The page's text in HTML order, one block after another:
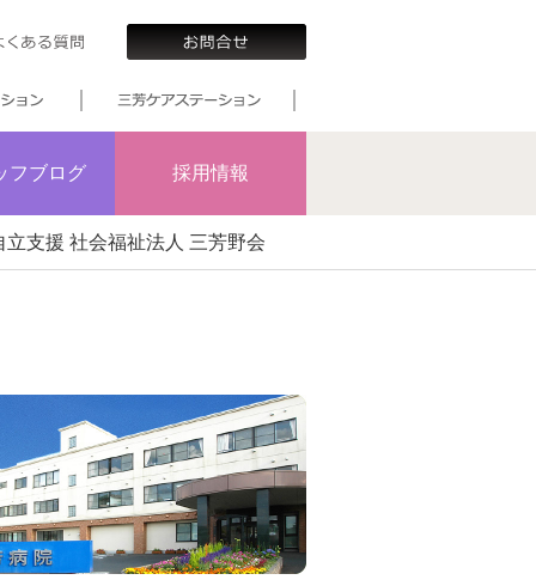
フブログ 採用情報
立支援 社会福祉法人 三芳野会